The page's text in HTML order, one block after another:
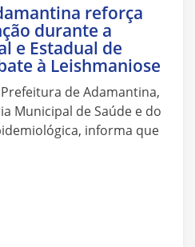
reforça
durante a
e Estadual de
à Leishmaniose
de Adamantina,
Municipal de Saúde e do
informa que